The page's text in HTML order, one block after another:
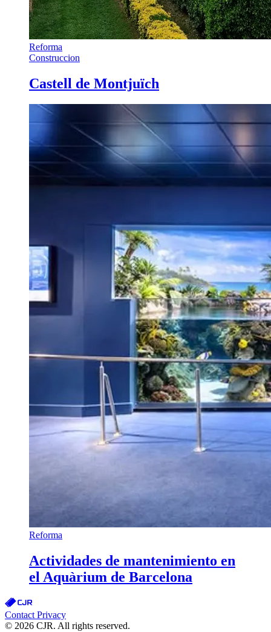
Reforma
Construccion
Castell de Montjuïch
Reforma
Actividades de mantenimiento en
el Aquàrium de Barcelona
Contact Privacy
© 2026 CJR. All rights reserved.